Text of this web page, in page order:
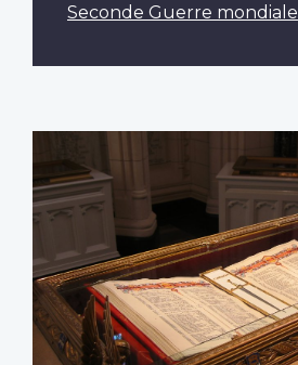
Seconde Guerre mondiale